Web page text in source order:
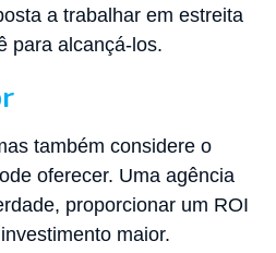
a trabalhar em estreita
para alcançá-los.
também considere o
oferecer. Uma agência
proporcionar um ROI
maior.